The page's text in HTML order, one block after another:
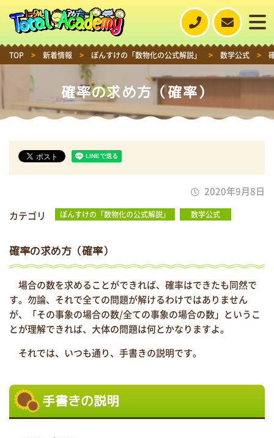
TOP > 新着情報 > ぽんすけの「数物化の公式解説」 > 数学公式 >
確率の求め方（確率）
2020年9月8日
カテゴリ
ぽんすけの「数物化の公式解説」 数学公式
確率の求め方（確率）
場合の数を求めることができれば、確率はできたも同然で
す。勿論、それで全ての問題が解けるわけではありません
が、「その事象の場合の数/全ての事象の場合の数」というこ
とが理解できれば、大体の問題は何とかなりますよ。
それでは、いつも通り、手書きの説明です。
手書きの説明